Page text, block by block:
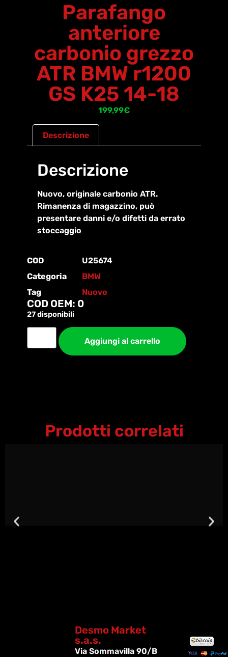
Parafango
anteriore
carbonio grezzo
ATR BMW r1200
GS K25 14-18
199,99€
Descrizione
Descrizione
Nuovo, originale carbonio ATR.
Rimanenza di magazzino, può
presentare danni e/o difetti da errato
stoccaggio
COD
U25674
Categoria
BMW
Tag
Nuovo
COD OEM: 0
27 disponibili
Aggiungi al carrello
Prodotti correlati
Desmo Market
s.a.s.
Via Sommavilla 90/B